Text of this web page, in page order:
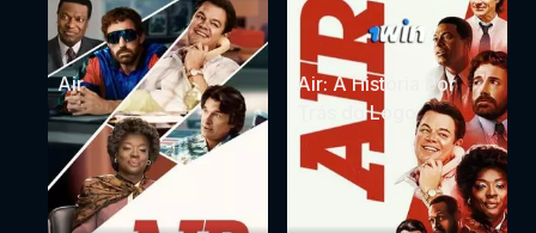
Air
Air: A História Por
Trás do Logo